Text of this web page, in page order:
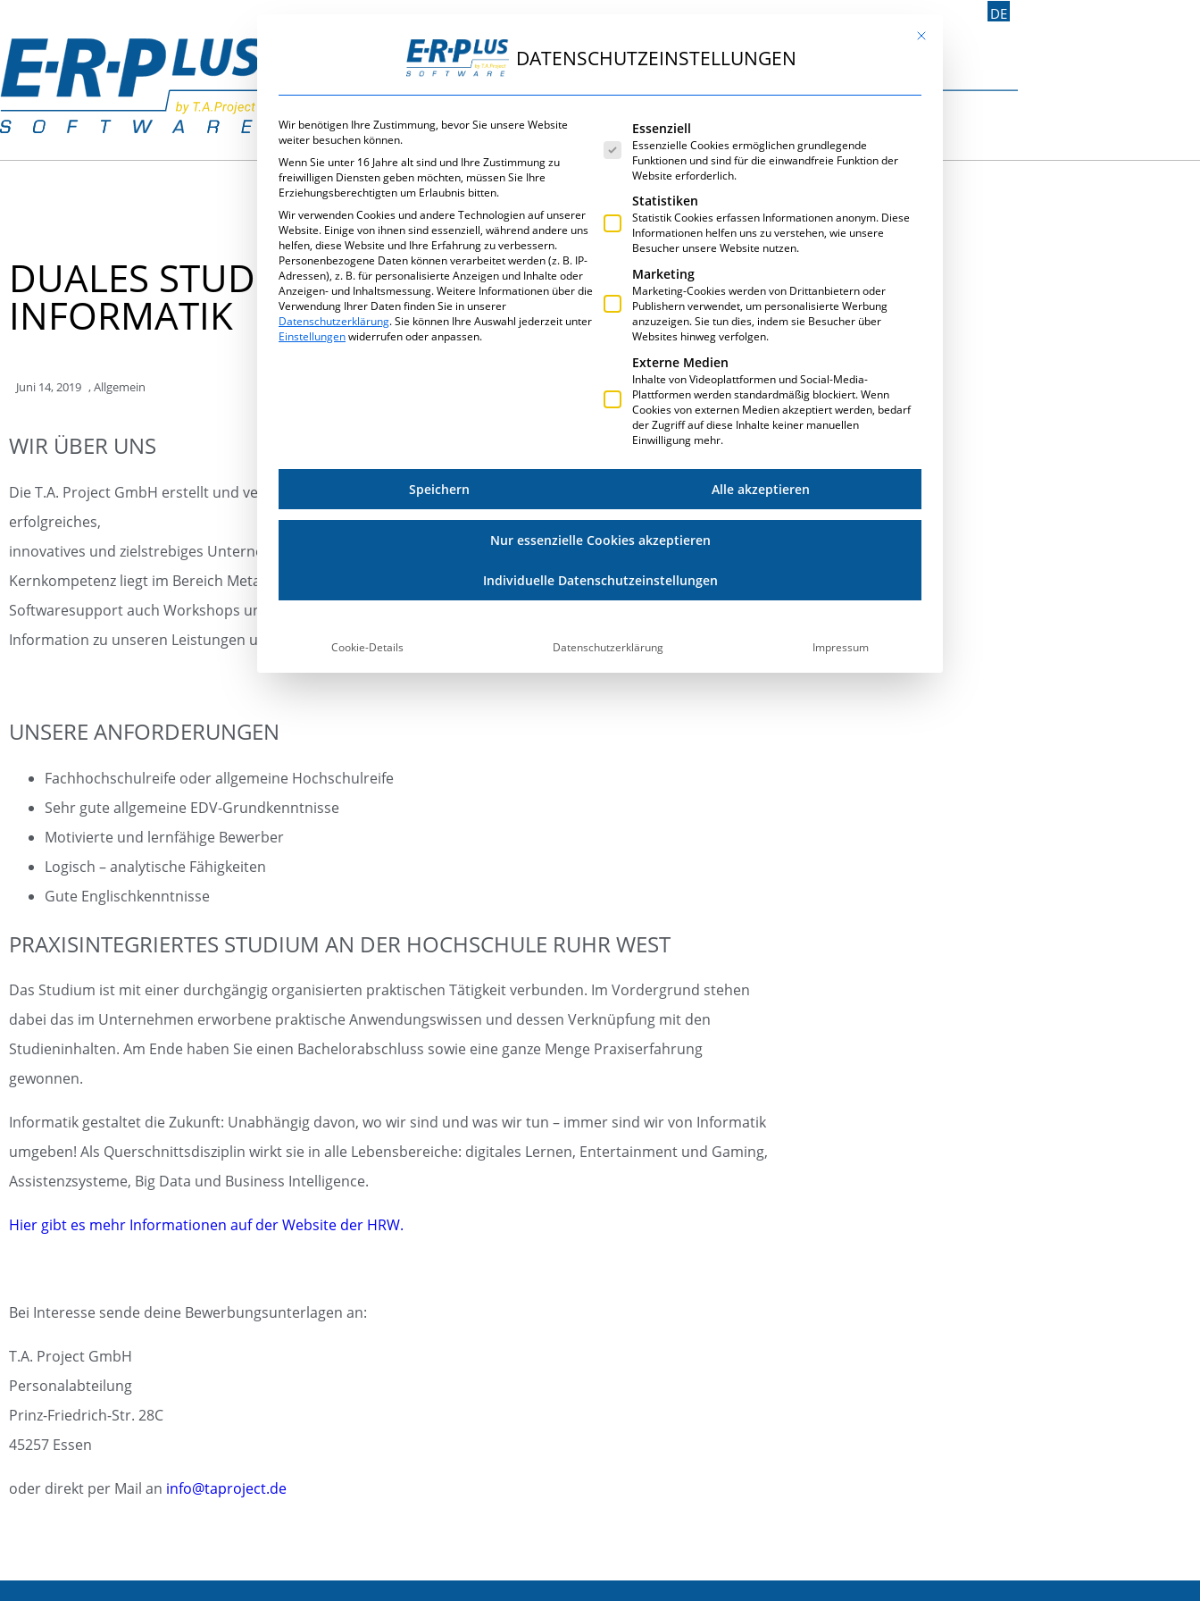
DE
DUALES STUDIUM DER ANGEWANDTEN
INFORMATIK
Juni 14, 2019 ,Allgemein
WIR ÜBER UNS
Die T.A. Project GmbH erstellt und vertreibt eine ERP Software für die Auftragsfertigung. Wir sind ein
erfolgreiches,
innovatives und zielstrebiges Unternehmen mit weltweit mehr als 2.000 verkauften Softwarelizenzen. Unsere
Kernkompetenz liegt im Bereich Metallbau und Stahlbau. Wir bieten unseren Kunden neben dem üblichen
Softwaresupport auch Workshops und unternehmensberaterische Tätigkeiten an.
Information zu unseren Leistungen und unserer Software findet ihr unter
www.erplus.de
UNSERE ANFORDERUNGEN
Fachhochschulreife oder allgemeine Hochschulreife
Sehr gute allgemeine EDV-Grundkenntnisse
Motivierte und lernfähige Bewerber
Logisch – analytische Fähigkeiten
Gute Englischkenntnisse
PRAXISINTEGRIERTES STUDIUM AN DER HOCHSCHULE RUHR WEST
Das Studium ist mit einer durchgängig organisierten praktischen Tätigkeit verbunden. Im Vordergrund stehen
dabei das im Unternehmen erworbene praktische Anwendungswissen und dessen Verknüpfung mit den
Studieninhalten. Am Ende haben Sie einen Bachelorabschluss sowie eine ganze Menge Praxiserfahrung
gewonnen.
Informatik gestaltet die Zukunft: Unabhängig davon, wo wir sind und was wir tun – immer sind wir von Informatik
umgeben! Als Querschnittsdisziplin wirkt sie in alle Lebensbereiche: digitales Lernen, Entertainment und Gaming,
Assistenzsysteme, Big Data und Business Intelligence.
Hier gibt es mehr Informationen auf der Website der HRW.
Bei Interesse sende deine Bewerbungsunterlagen an:
T.A. Project GmbH
Personalabteilung
Prinz-Friedrich-Str. 28C
45257 Essen
oder direkt per Mail an info@taproject.de
Mit diesem Button wird der Dialog geschlossen. Seine
DATENSCHUTZEINSTELLUNGEN
Wir benötigen Ihre Zustimmung, bevor Sie unsere Website
weiter besuchen können.
Wenn Sie unter 16 Jahre alt sind und Ihre Zustimmung zu
freiwilligen Diensten geben möchten, müssen Sie Ihre
Erziehungsberechtigten um Erlaubnis bitten.
Wir verwenden Cookies und andere Technologien auf unserer
Website. Einige von ihnen sind essenziell, während andere uns
helfen, diese Website und Ihre Erfahrung zu verbessern.
Personenbezogene Daten können verarbeitet werden (z. B. IP-
Adressen), z. B. für personalisierte Anzeigen und Inhalte oder
Anzeigen- und Inhaltsmessung.Weitere Informationen über die
Verwendung Ihrer Daten finden Sie in unserer
Datenschutzerklärung.Sie können Ihre Auswahl jederzeit unter
Einstellungenwiderrufen oder anpassen.
Es folgt eine Liste der Service-Gruppen, für die eine Einwilligung erteilt werden kann.
Essenziell
Essenzielle Cookies ermöglichen grundlegende
Funktionen und sind für die einwandfreie Funktion der
Website erforderlich.
Statistiken
Statistik Cookies erfassen Informationen anonym. Diese
Informationen helfen uns zu verstehen, wie unsere
Besucher unsere Website nutzen.
Marketing
Marketing-Cookies werden von Drittanbietern oder
Publishern verwendet, um personalisierte Werbung
anzuzeigen. Sie tun dies, indem sie Besucher über
Websites hinweg verfolgen.
Externe Medien
Inhalte von Videoplattformen und Social-Media-
Plattformen werden standardmäßig blockiert. Wenn
Cookies von externen Medien akzeptiert werden, bedarf
der Zugriff auf diese Inhalte keiner manuellen
Einwilligung mehr.
Speichern Alle akzeptieren
Nur essenzielle Cookies akzeptieren
Individuelle Datenschutzeinstellungen
Cookie-Details Datenschutzerklärung Impressum